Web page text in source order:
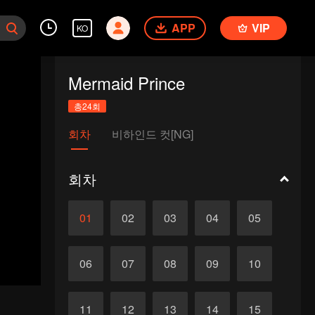
KO APP VIP
Mermaid Prince
총24회
회차 비하인드 컷[NG]
회차
01 02 03 04 05
06 07 08 09 10
11 12 13 14 15